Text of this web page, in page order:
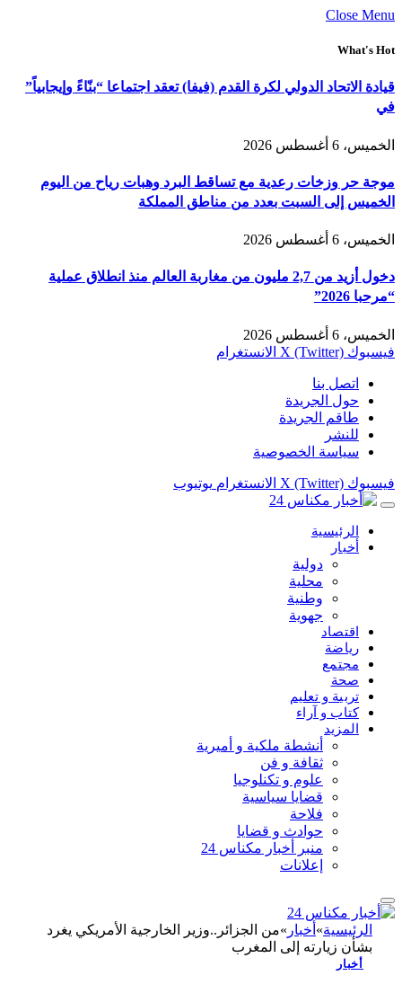
Close Menu
What's Hot
قيادة الاتحاد الدولي لكرة القدم (فيفا) تعقد اجتماعا “بنّاءً وإيجابياً”
في
الخميس، 6 أغسطس 2026
موجة حر وزخات رعدية مع تساقط البرد وهبات رياح من اليوم
الخميس إلى السبت بعدد من مناطق المملكة
الخميس، 6 أغسطس 2026
دخول أزيد من 2,7 مليون من مغاربة العالم منذ انطلاق عملية
“مرحبا 2026”
الخميس، 6 أغسطس 2026
فيسبوك X (Twitter) الانستغرام
اتصل بنا
حول الجريدة
طاقم الجريدة
للنشر
سياسة الخصوصية
فيسبوك X (Twitter) الانستغرام يوتيوب
الرئيسية
أخبار
دولية
محلية
وطنية
جهوية
اقتصاد
رياضة
مجتمع
صحة
تربية و تعليم
كتاب و آراء
المزيد
أنشطة ملكية و أميرية
ثقافة و فن
علوم و تكنلوجيا
قضايا سياسية
فلاحة
حوادث و قضايا
منبر أخبار مكناس 24
إعلانات
الرئيسية» أخبار »من الجزائر..وزير الخارجية الأمريكي يغرد
بشأن زيارته إلى المغرب
أخبار